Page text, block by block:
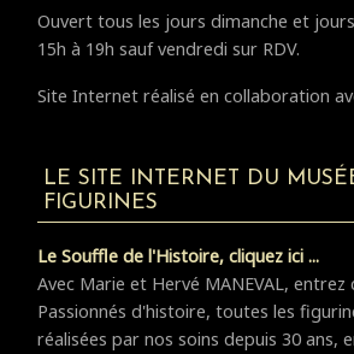
Ouvert tous les jours dimanche et
15h à 19h sauf vendredi sur RDV.
Site Internet réalisé en collaboration
LE SITE INTERNET DU
FIGURINES
Le Souffle de l'Histoire, cliquez ici ...
Avec Marie et Hervé MANEVAL, entrez
Passionnés d'histoire, toutes les
réalisées par nos soins depuis 30 ans,